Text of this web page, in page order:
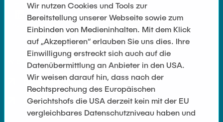
Nadja Lamann
Hui Lu
Prof. Dr.-Ing. Fabian Lurz
Lukas Reinhold
Stanislav Samis
Sebastian Schaffenroth
Anton Sieganschin
WEITERFÜHRENDE LINKS
Datenschutz
Impressum
Wir nutzen Cookies und Tools zur
Bereitstellung unserer Webseite sowie zum
Einbinden von Medieninhalten. Mit dem Klick
auf „Akzeptieren“ erlauben Sie uns dies. Ihre
Einwilligung erstreckt sich auch auf die
Datenübermittlung an Anbieter in den USA.
Wir weisen darauf hin, dass nach der
Rechtsprechung des Europäischen
Gerichtshofs die USA derzeit kein mit der EU
vergleichbares Datenschutzniveau haben und